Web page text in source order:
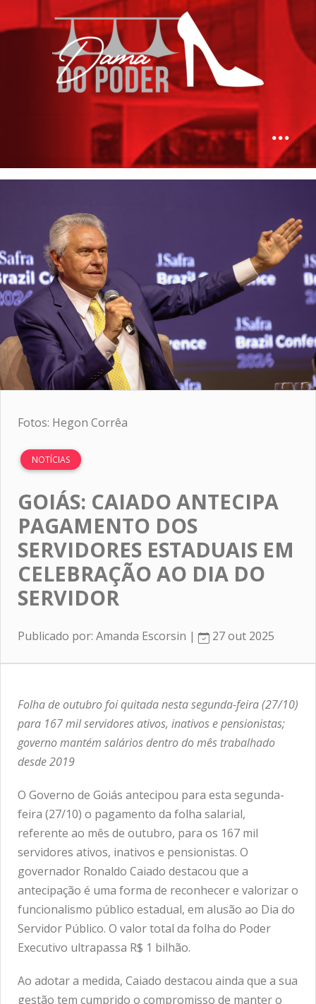
Fotos: Hegon Corrêa
NOTÍCIAS
GOIÁS: CAIADO ANTECIPA
PAGAMENTO DOS
SERVIDORES ESTADUAIS EM
CELEBRAÇÃO AO DIA DO
SERVIDOR
Publicado por: Amanda Escorsin | 27 out 2025
Folha de outubro foi quitada nesta segunda-feira (27/10)
para 167 mil servidores ativos, inativos e pensionistas;
governo mantém salários dentro do mês trabalhado
desde 2019
O Governo de Goiás antecipou para esta segunda-
feira (27/10) o pagamento da folha salarial,
referente ao mês de outubro, para os 167 mil
servidores ativos, inativos e pensionistas. O
governador Ronaldo Caiado destacou que a
antecipação é uma forma de reconhecer e valorizar o
funcionalismo público estadual, em alusão ao Dia do
Servidor Público. O valor total da folha do Poder
Executivo ultrapassa R$ 1 bilhão.
Ao adotar a medida, Caiado destacou ainda que a sua
gestão tem cumprido o compromisso de manter o